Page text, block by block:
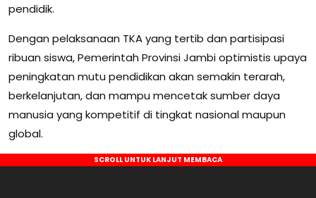
pendidik.
Dengan pelaksanaan TKA yang tertib dan partisipasi
ribuan siswa, Pemerintah Provinsi Jambi optimistis upaya
peningkatan mutu pendidikan akan semakin terarah,
berkelanjutan, dan mampu mencetak sumber daya
manusia yang kompetitif di tingkat nasional maupun
global.